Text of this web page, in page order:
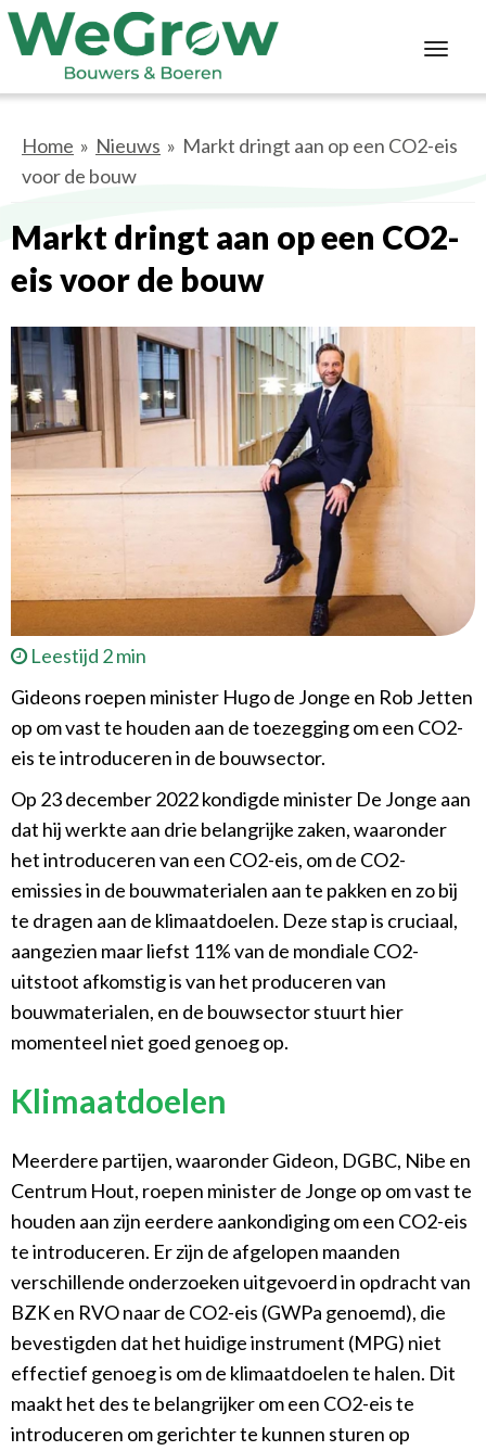
Home » Nieuws » Markt dringt aan op een CO2-eis
voor de bouw
Markt dringt aan op een CO2-
eis voor de bouw
Leestijd 2 min
Gideons roepen minister Hugo de Jonge en Rob Jetten
op om vast te houden aan de toezegging om een CO2-
eis te introduceren in de bouwsector.
Op 23 december 2022 kondigde minister De Jonge aan
dat hij werkte aan drie belangrijke zaken, waaronder
het introduceren van een CO2-eis, om de CO2-
emissies in de bouwmaterialen aan te pakken en zo bij
te dragen aan de klimaatdoelen. Deze stap is cruciaal,
aangezien maar liefst 11% van de mondiale CO2-
uitstoot afkomstig is van het produceren van
bouwmaterialen, en de bouwsector stuurt hier
momenteel niet goed genoeg op.
Klimaatdoelen
Meerdere partijen, waaronder Gideon, DGBC, Nibe en
Centrum Hout, roepen minister de Jonge op om vast te
houden aan zijn eerdere aankondiging om een CO2-eis
te introduceren. Er zijn de afgelopen maanden
verschillende onderzoeken uitgevoerd in opdracht van
BZK en RVO naar de CO2-eis (GWPa genoemd), die
bevestigden dat het huidige instrument (MPG) niet
effectief genoeg is om de klimaatdoelen te halen. Dit
maakt het des te belangrijker om een CO2-eis te
introduceren om gerichter te kunnen sturen op